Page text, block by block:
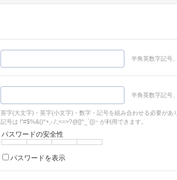
半角英数字記号
半角英数字記号
英字(大文字)・英字(小文字)・数字・記号を組み合わせる必要があ
記号は !"#$%&()*+,-./:;<=>?@[]^_`{|}~ が利用できます。
パスワードの安全性
パスワードを表示